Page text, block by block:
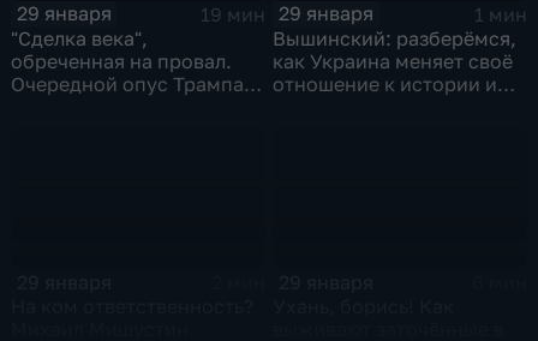
29 января
19 мин
"Сделка века",
обреченная на провал.
Очередной опус Трампа.
29 января
1 мин
Вышинский: разберёмся,
как Украина меняет своё
отношение к истории и